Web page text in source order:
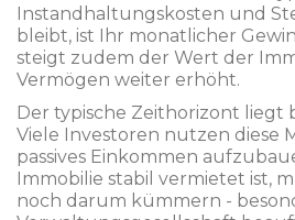
Instandhaltungskosten und
bleibt, ist Ihr monatlicher
steigt zudem der Wert der
Vermögen weiter erhöht.
Der typische Zeithorizont liegt
Viele Investoren nutzen diese
passives Einkommen
Immobilie stabil vermietet ist,
noch darum kümmern -